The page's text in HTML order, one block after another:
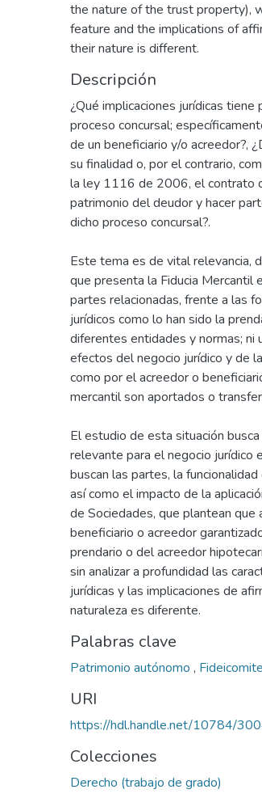
the nature of the trust property),
feature and the implications of
their nature is different.
Descripción
¿Qué implicaciones jurídicas
proceso concursal;
de un beneficiario y/o acreedor?,
su finalidad o, por el contrario,
la ley 1116 de 2006, el contrato
patrimonio del deudor y hacer
dicho proceso concursal?.
Este tema es de vital relevancia,
que presenta la Fiducia Mercantil
partes relacionadas, frente a las
jurídicos como lo han sido la
diferentes entidades y normas; ni
efectos del negocio jurídico y de
como por el acreedor o
mercantil son aportados o
El estudio de esta situación
relevante para el negocio jurídico
buscan las partes, la
así como el impacto de la
de Sociedades, que plantean que
beneficiario o acreedor
prendario o del acreedor
sin analizar a profundidad las
jurídicas y las implicaciones de
naturaleza es diferente.
Palabras clave
Patrimonio autónomo ,
URI
https://hdl.handle.net/10784/
Colecciones
Derecho (trabajo de grado)